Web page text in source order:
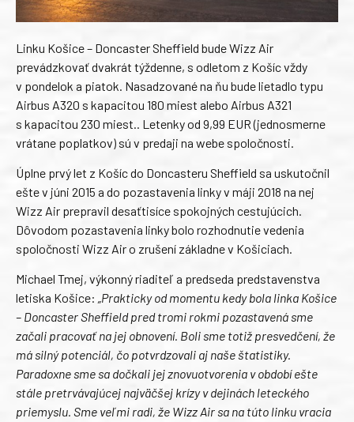
Linku Košice – Doncaster Sheffield bude Wizz Air
prevádzkovať dvakrát týždenne, s odletom z Košíc vždy
v pondelok a piatok. Nasadzované na ňu bude lietadlo typu
Airbus A320 s kapacitou 180 miest alebo Airbus A321
s kapacitou 230 miest.. Letenky od 9,99 EUR (jednosmerne
vrátane poplatkov) sú v predaji na webe spoločnosti.
Úplne prvý let z Košíc do Doncasteru Sheffield sa uskutočnil
ešte v júni 2015 a do pozastavenia linky v máji 2018 na nej
Wizz Air prepravil desaťtisíce spokojných cestujúcich.
Dôvodom pozastavenia linky bolo rozhodnutie vedenia
spoločnosti Wizz Air o zrušení základne v Košiciach.
Michael Tmej, výkonný riaditeľ a predseda predstavenstva
letiska Košice: „Prakticky od momentu kedy bola linka Košice
– Doncaster Sheffield pred tromi rokmi pozastavená sme
začali pracovať na jej obnovení. Boli sme totiž presvedčení, že
má silný potenciál, čo potvrdzovali aj naše štatistiky.
Paradoxne sme sa dočkali jej znovuotvorenia v období ešte
stále pretrvávajúcej najväčšej krízy v dejinách leteckého
priemyslu. Sme veľmi radi, že Wizz Air sa na túto linku vracia